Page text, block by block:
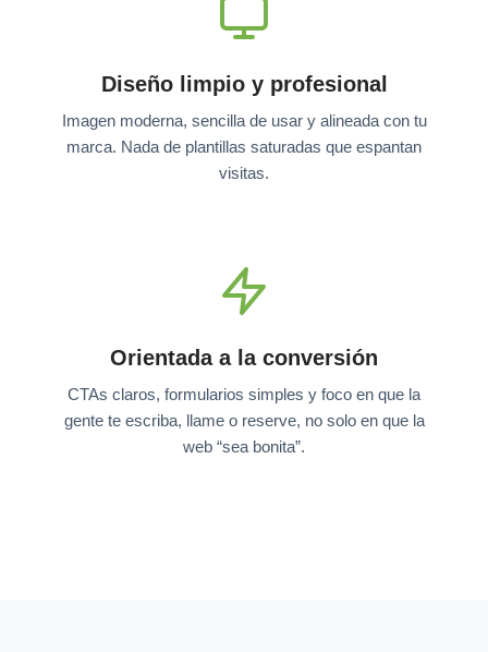
Diseño limpio y profesional
Imagen moderna, sencilla de usar y alineada con tu
marca. Nada de plantillas saturadas que espantan
visitas.
Orientada a la conversión
CTAs claros, formularios simples y foco en que la
gente te escriba, llame o reserve, no solo en que la
web “sea bonita”.